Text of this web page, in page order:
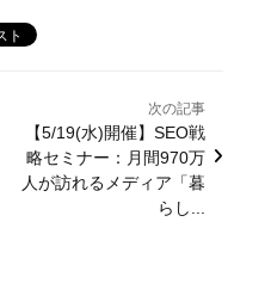
次の記事
【5/19(水)開催】SEO戦
略セミナー：月間970万
人が訪れるメディア「暮
らし...